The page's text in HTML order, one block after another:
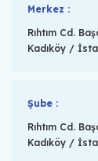
Merkez :
Rıhtım Cd.
Kadıköy /
Şube :
Rıhtım Cd.
Kadıköy /